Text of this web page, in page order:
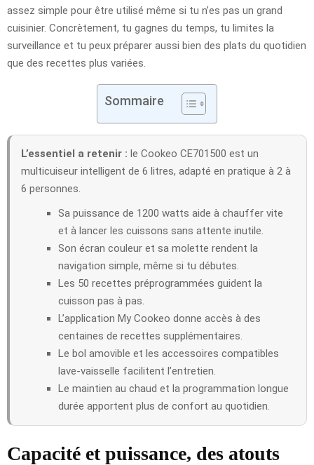
assez simple pour être utilisé même si tu n’es pas un grand
cuisinier. Concrètement, tu gagnes du temps, tu limites la
surveillance et tu peux préparer aussi bien des plats du quotidien
que des recettes plus variées.
Sommaire
L’essentiel a retenir : le Cookeo CE701500 est un
multicuiseur intelligent de 6 litres, adapté en pratique à 2 à
6 personnes.
Sa puissance de 1200 watts aide à chauffer vite
et à lancer les cuissons sans attente inutile.
Son écran couleur et sa molette rendent la
navigation simple, même si tu débutes.
Les 50 recettes préprogrammées guident la
cuisson pas à pas.
L’application My Cookeo donne accès à des
centaines de recettes supplémentaires.
Le bol amovible et les accessoires compatibles
lave-vaisselle facilitent l’entretien.
Le maintien au chaud et la programmation longue
durée apportent plus de confort au quotidien.
Capacité et puissance, des atouts